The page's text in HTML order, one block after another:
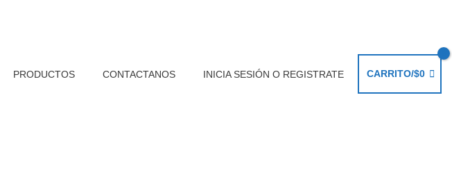
PRODUCTOS CONTACTANOS INICIA SESIÓN O REGISTRATE CARRITO/$0